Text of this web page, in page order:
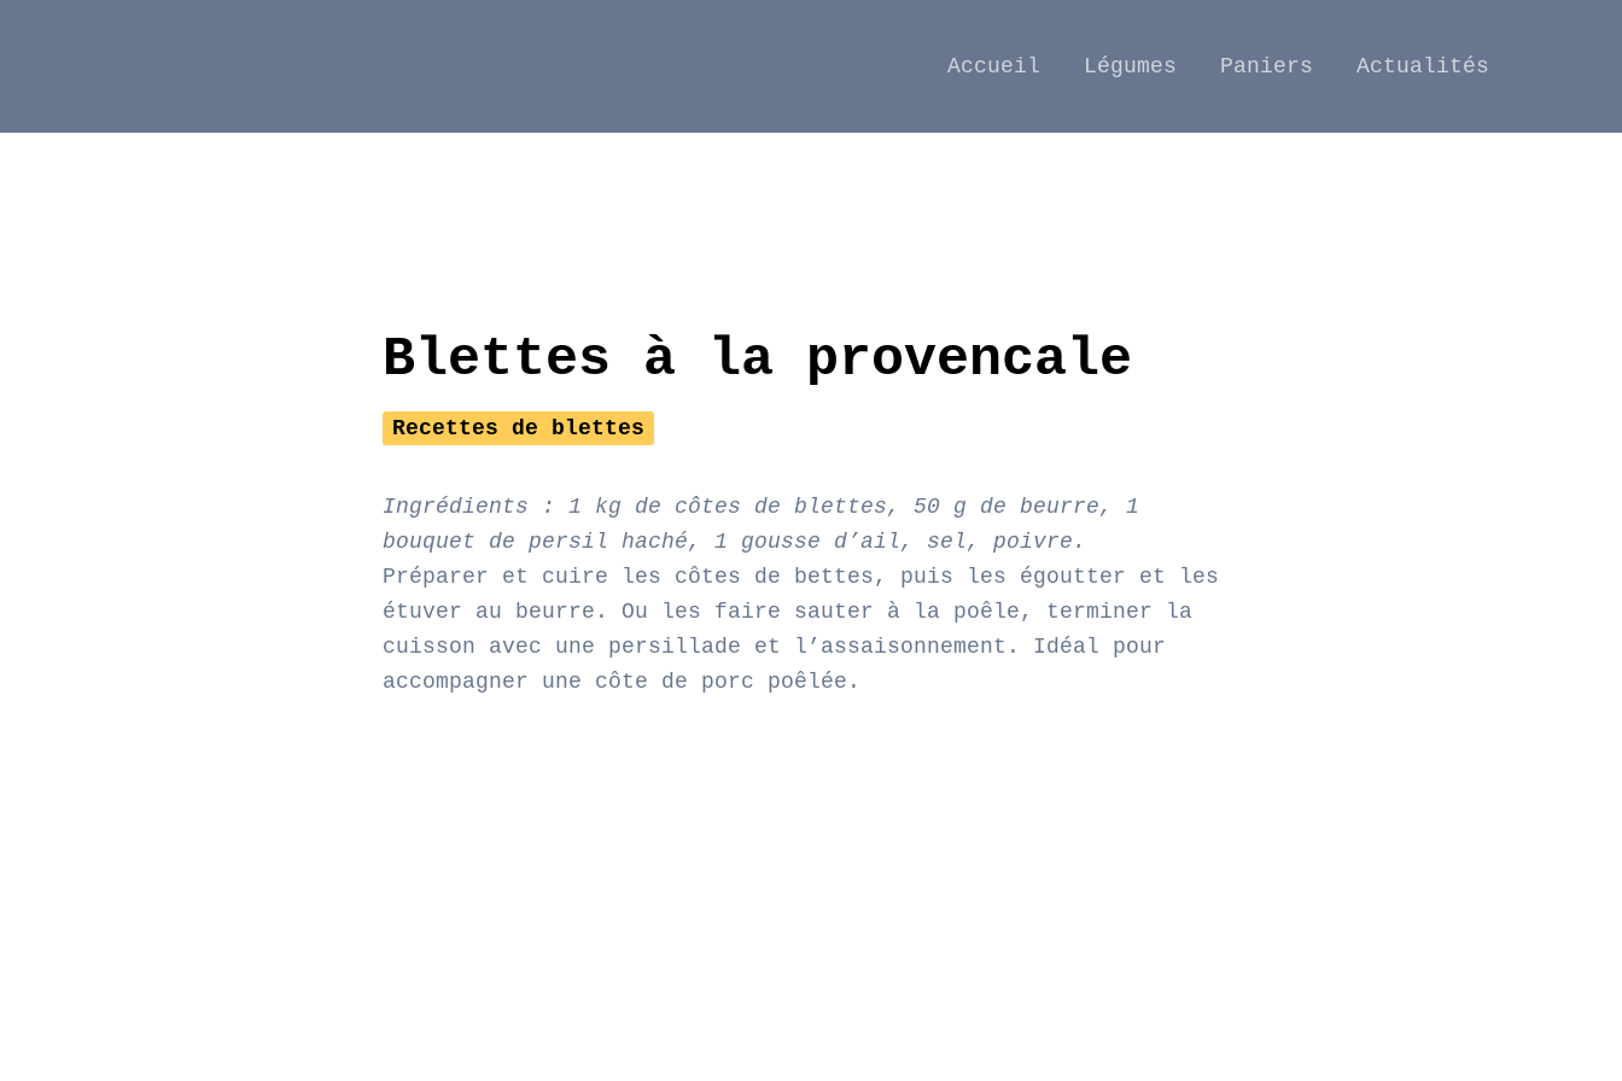
Accueil Légumes Paniers Actualités
Blettes à la provencale
Recettes de blettes
Ingrédients : 1 kg de côtes de blettes, 50 g de beurre, 1
bouquet de persil haché, 1 gousse d’ail, sel, poivre.
Préparer et cuire les côtes de bettes, puis les égoutter et les
étuver au beurre. Ou les faire sauter à la poêle, terminer la
cuisson avec une persillade et l’assaisonnement. Idéal pour
accompagner une côte de porc poêlée.